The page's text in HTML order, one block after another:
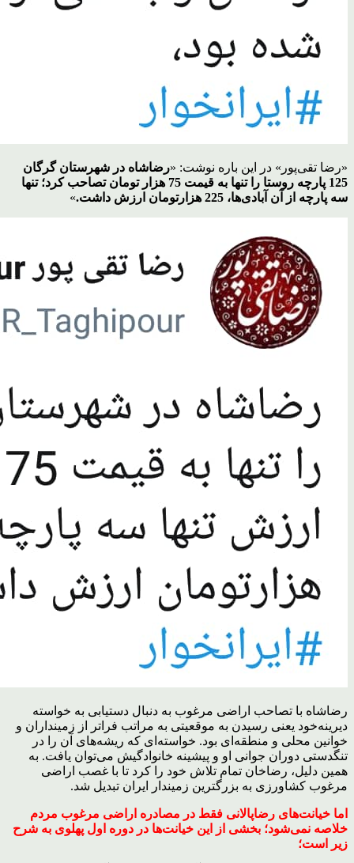
«رضا تقی‌پور» در این‌ باره نوشت: «رضاشاه در شهرستان گرگان
125 پارچه روستا را تنها به قیمت 75 هزار تومان تصاحب کرد؛ تنها
سه پارچه از آن آبادی‌ها، 225 هزارتومان ارزش داشت.
»
رضاشاه با تصاحب اراضی مرغوب به دنبال دستیابی به خواسته‌
دیرینه‌خود یعنی رسیدن به موقعیتی به مراتب فراتر از زمینداران و
خوانین محلی و منطقه‌ای بود. خواسته‌ای که ریشه‌های آن را در
تنگدستی دوران جوانی او و پیشینه‌ خانوادگیش می‌توان یافت. به
همین دلیل، رضاخان تمام تلاش خود را کرد تا با غصب اراضی
مرغوب کشاورزی به بزرگترین زمیندار ایران تبدیل شد.
اما خیانت‌های رضاپالانی فقط در مصادره اراضی مرغوب مردم
خلاصه نمی‌شود؛ بخشی از این خیانت‌ها در دوره اول پهلوی به شرح
زیر است؛